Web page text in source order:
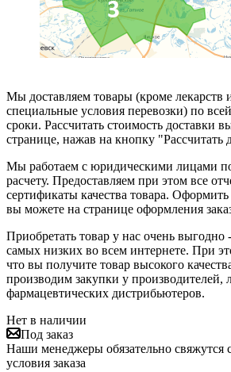
Мы доставляем товары (кроме лекарств
специальные условия перевозки) по
сроки. Рассчитать стоимость доставки
странице, нажав на кнопку "Рассчитать
Мы работаем с юридическими лицами
расчету. Предоставляем при этом все
сертификаты качества товара.
вы можете на странице оформления
Приобретать товар у нас очень
самых низких во всем интернете. При
что вы получите товар высокого
производим закупки у производителей,
фармацевтических дистрибьютеров.
Нет в наличии
Под заказ
Наши менеджеры обязательно свяжутся
условия заказа